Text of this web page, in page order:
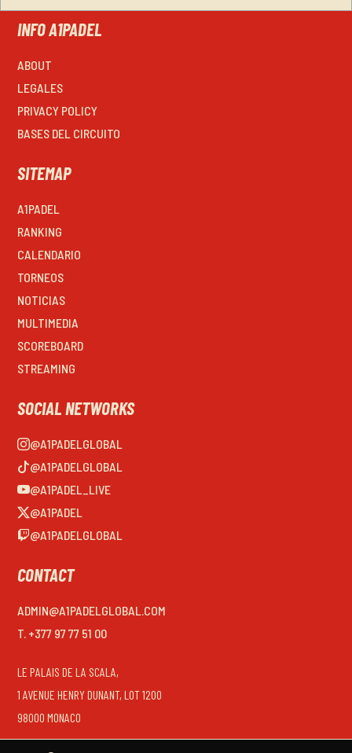
INFO A1PADEL
ABOUT
LEGALES
PRIVACY POLICY
BASES DEL CIRCUITO
SITEMAP
A1PADEL
RANKING
CALENDARIO
TORNEOS
NOTICIAS
MULTIMEDIA
SCOREBOARD
STREAMING
SOCIAL NETWORKS
@A1PADELGLOBAL
@A1PADELGLOBAL
@A1PADEL_LIVE
@A1PADEL
@A1PADELGLOBAL
CONTACT
ADMIN@A1PADELGLOBAL.COM
T. +377 97 77 51 00
LE PALAIS DE LA SCALA,
1 AVENUE HENRY DUNANT, LOT 1200
98000 MONACO